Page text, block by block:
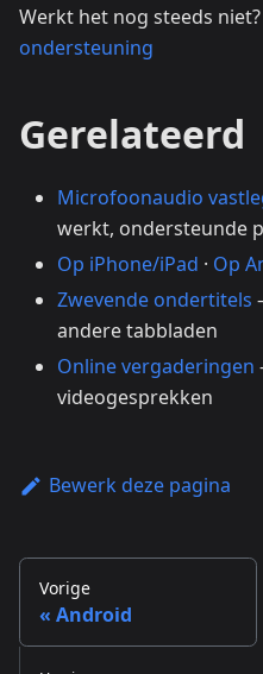
Werkt het nog steeds niet?
ondersteuning
Gerelateerd
Microfoonaudio
werkt, ondersteunde
Op iPhone/iPad · Op
Zwevende ondertitels
andere tabbladen
Online vergaderingen
videogesprekken
Bewerk deze pagina
Vorige
Android